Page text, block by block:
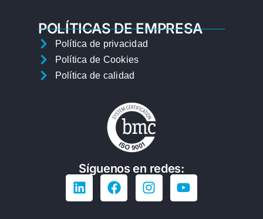
POLÍTICAS DE EMPRESA
Política de privacidad
Política de Cookies
Política de calidad
Síguenos en redes: